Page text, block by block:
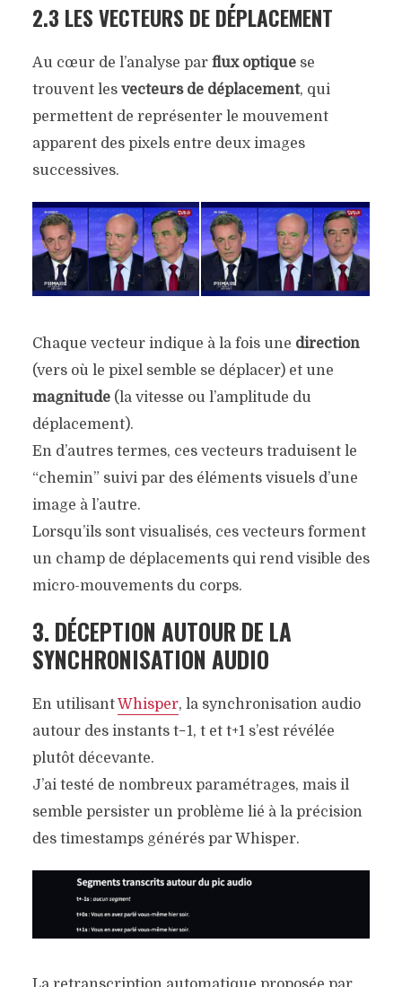
2.3 LES VECTEURS DE DÉPLACEMENT
Au cœur de l’analyse par flux optiquese
trouvent les vecteurs de déplacement, qui
permettent de représenter le mouvement
apparent des pixels entre deux images
successives.
Chaque vecteur indique à la fois une direction
(vers où le pixel semble se déplacer) et une
magnitude(la vitesse ou l’amplitude du
déplacement).
En d’autres termes, ces vecteurs traduisent le
“chemin” suivi par des éléments visuels d’une
image à l’autre.
Lorsqu’ils sont visualisés, ces vecteurs forment
un champ de déplacements qui rend visible des
micro-mouvements du corps.
3. DÉCEPTION AUTOUR DE LA
SYNCHRONISATION AUDIO
En utilisantWhisper, la synchronisation audio
autour des instants t−1, tet t+1s’est révélée
plutôt décevante.
J’ai testé de nombreux paramétrages, mais il
semble persister un problème lié à la précision
des timestamps générés par Whisper.